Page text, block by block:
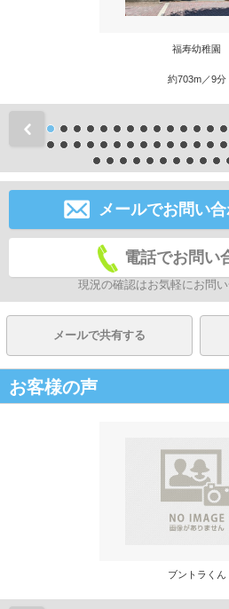
福寿幼稚園
約703m／9分
前
メールでお問い
電話でお問い
現況の確認はお気軽にお問い
メールで共有する
お客様の声
ブントラくん